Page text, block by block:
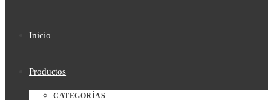
Inicio
Productos
CATEGORÍAS